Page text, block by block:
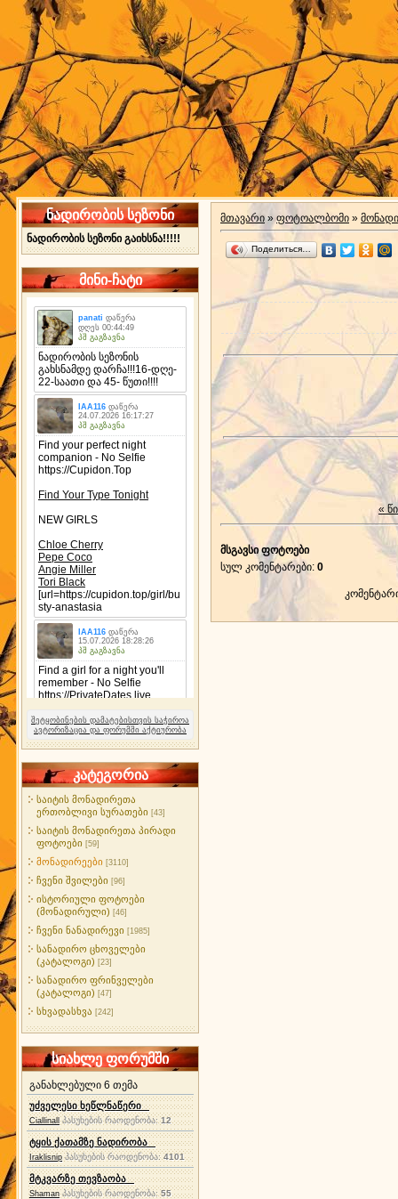
ნადირობის სეზონი
ნადირობის სეზონი გაიხსნა!!!!!
მინი-ჩატი
შეტყობინების დამატებისთვის საჭიროა
ავტორიზაცია და ფორუმში აქტიურობა
კატეგორია
საიტის მონადირეთა
ერთობლივი სურათები [43]
საიტის მონადირეთა პირადი
ფოტოები [59]
მონადირეები [3110]
ჩვენი შვილები [96]
ისტორიული ფოტოები
(მონადირული) [46]
ჩვენი ნანადირევი [1985]
სანადირო ცხოველები
(კატალოგი) [23]
სანადირო ფრინველები
(კატალოგი) [47]
სხვადასხვა [242]
სიახლე ფორუმში
განახლებული 6 თემა
უძველესი ხეწლნაწერი
Ciallinall პასუხების რაოდენობა:12
ტყის ქათამზე ნადირობა
Iraklisnip პასუხების რაოდენობა: 4101
მტკვარზე თევზაობა
Shaman პასუხების რაოდენობა:55
მთავარი » ფოტოალბომი »
Поделиться…
«
მსგავსი ფოტოები
სულ კომენტარები: 0